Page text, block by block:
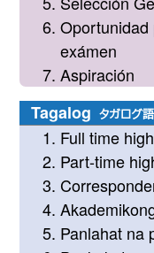
Oportunidad
exámen
Aspiración
Tagalog タガログ語
Full time
Part-time
Panlahat na